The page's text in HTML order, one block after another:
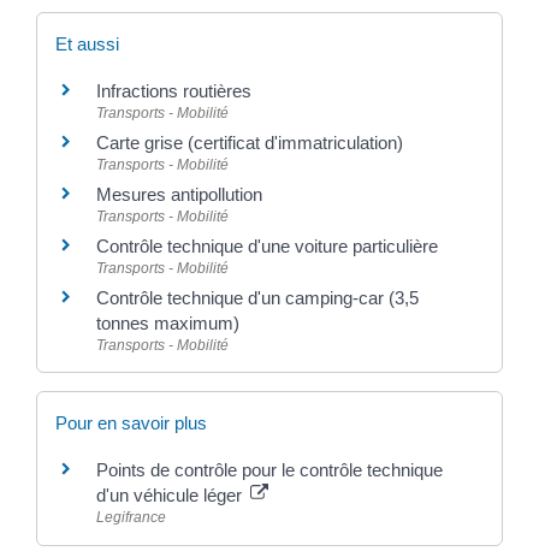
Et aussi
Infractions routières
Transports - Mobilité
Carte grise (certificat d'immatriculation)
Transports - Mobilité
Mesures antipollution
Transports - Mobilité
Contrôle technique d'une voiture particulière
Transports - Mobilité
Contrôle technique d'un camping-car (3,5
tonnes maximum)
Transports - Mobilité
Pour en savoir plus
Points de contrôle pour le contrôle technique
d'un véhicule léger
Legifrance